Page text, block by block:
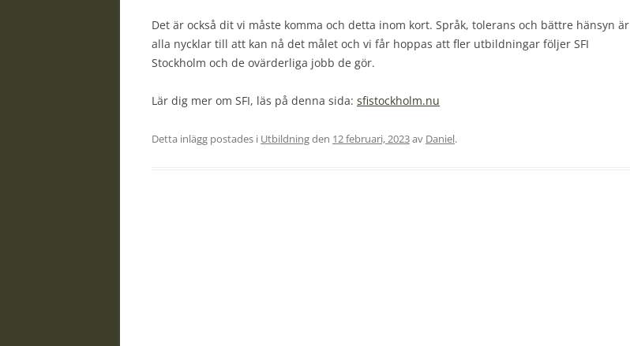
Det är också dit vi måste komma och detta inom kort. Språk, tolerans och bättre hänsyn är
alla nycklar till att kan nå det målet och vi får hoppas att fler utbildningar följer SFI
Stockholm och de ovärderliga jobb de gör.
Lär dig mer om SFI, läs på denna sida: sfistockholm.nu
Detta inlägg postades i Utbildningden 12 februari, 2023av Daniel.